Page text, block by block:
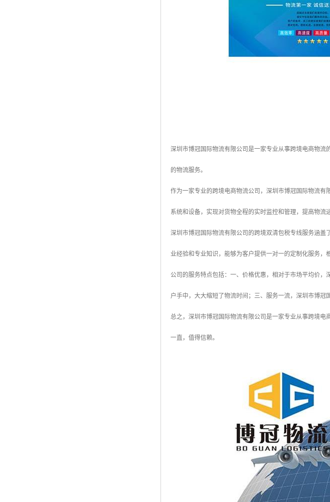
深圳市博冠国际物流有限公司是一家专业从事跨境电商物
的物流服务。
作为一家专业的跨境电商物流公司，深圳市博冠国际物流
系统和设备，实现对货物全程的实时监控和管理，提高物流
深圳市博冠国际物流有限公司的跨境双清包税专线服务涵
业经验和专业知识，能够为客户提供一对一的定制化服务，
公司的服务特点包括：一、价格优惠，相对于市场平均价
户手中，大大缩短了物流时间；三、服务一流，深圳市博冠
总之，深圳市博冠国际物流有限公司是一家专业从事跨境
一直，值得信赖。